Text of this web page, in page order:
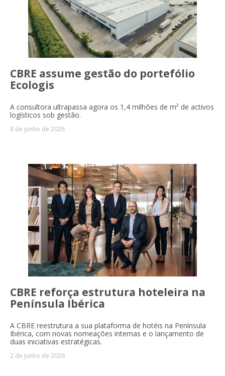
CBRE assume gestão do portefólio
Ecologis
A consultora ultrapassa agora os 1,4 milhões de m² de activos
logísticos sob gestão.
8 de junho de 2026
CBRE reforça estrutura hoteleira na
Península Ibérica
A CBRE reestrutura a sua plataforma de hotéis na Península
Ibérica, com novas nomeações internas e o lançamento de
duas iniciativas estratégicas.
2 de junho de 2026